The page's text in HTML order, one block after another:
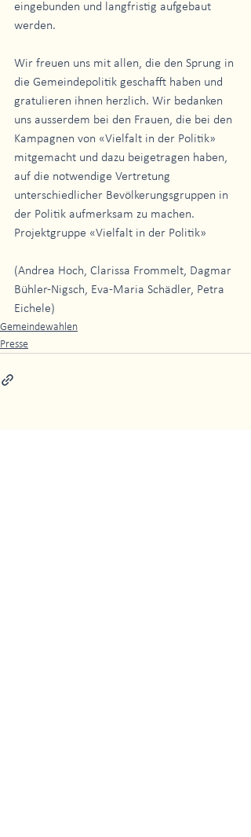
eingebunden und langfristig aufgebaut
werden.
Wir freuen uns mit allen, die den Sprung in
die Gemeindepolitik geschafft haben und
gratulieren ihnen herzlich. Wir bedanken
uns ausserdem bei den Frauen, die bei den
Kampagnen von «Vielfalt in der Politik»
mitgemacht und dazu beigetragen haben,
auf die notwendige Vertretung
unterschiedlicher Bevölkerungsgruppen in
der Politik aufmerksam zu machen.
Projektgruppe «Vielfalt in der Politik»
(Andrea Hoch, Clarissa Frommelt, Dagmar
Bühler-Nigsch, Eva-Maria Schädler, Petra
Eichele)
Gemeindewahlen
Presse